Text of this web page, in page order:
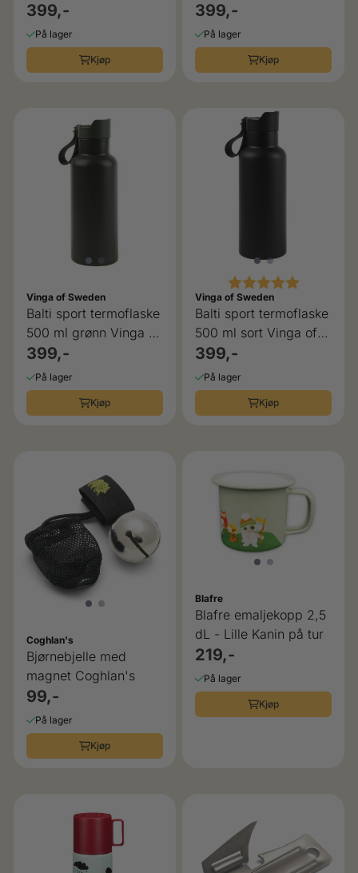
sweden
399,-
På lager
Kjøp
sweden
399,-
På lager
Kjøp
Vinga of Sweden
Balti sport termoflaske
500 ml grønn Vinga of
sweden
399,-
På lager
Kjøp
Karakter: 5.0 av 5
Vinga of Sweden
Balti sport termoflaske
500 ml sort Vinga of
sweden
399,-
På lager
Kjøp
Coghlan's
Bjørnebjelle med
magnet Coghlan's
99,-
På lager
Kjøp
Blafre
Blafre emaljekopp 2,5
dL - Lille Kanin på tur
219,-
På lager
Kjøp